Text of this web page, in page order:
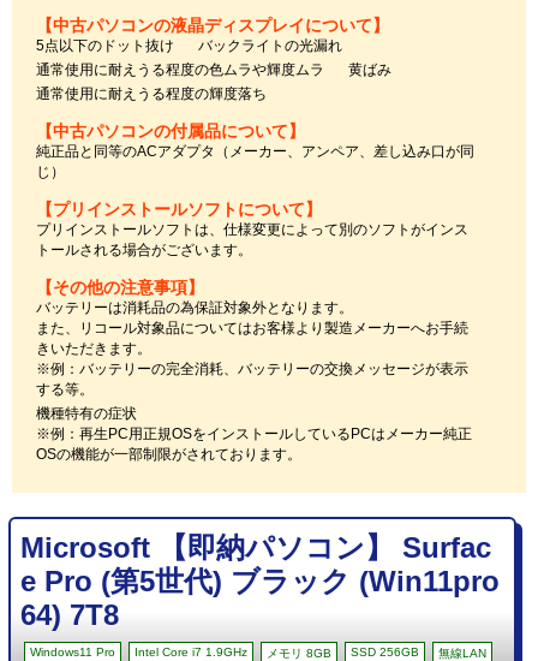
【中古パソコンの液晶ディスプレイについて】
5点以下のドット抜け
バックライトの光漏れ
通常使用に耐えうる程度の色ムラや輝度ムラ
黄ばみ
通常使用に耐えうる程度の輝度落ち
【中古パソコンの付属品について】
純正品と同等のACアダプタ（メーカー、アンペア、差し込み口が同
じ）
【プリインストールソフトについて】
プリインストールソフトは、仕様変更によって別のソフトがインス
トールされる場合がございます。
【その他の注意事項】
バッテリーは消耗品の為保証対象外となります。
また、リコール対象品についてはお客様より製造メーカーへお手続
きいただきます。
※例：バッテリーの完全消耗、バッテリーの交換メッセージが表示
する等。
機種特有の症状
※例：再生PC用正規OSをインストールしているPCはメーカー純正
OSの機能が一部制限がされております。
Microsoft 【即納パソコン】 Surfac
e Pro (第5世代) ブラック (Win11pro
64) 7T8
Windows11 Pro Intel Core i7 1.9GHz メモリ 8GB SSD 256GB 無線LAN